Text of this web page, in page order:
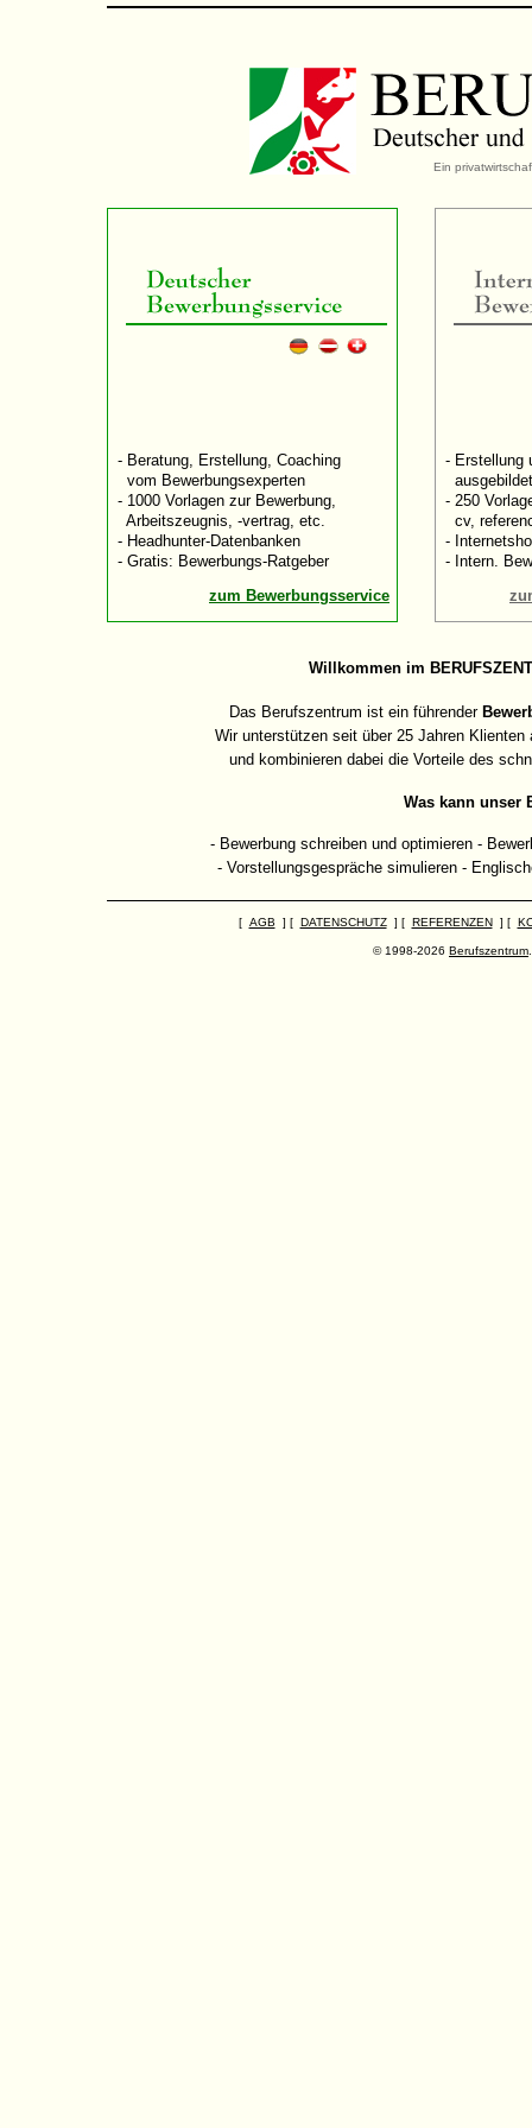
Ein
- Beratung, Erstellung, Coaching
vom Bewerbungsexperten
- 1000 Vorlagen zur Bewerbung,
Arbeitszeugnis, -vertrag, etc.
- Headhunter-Datenbanken
- Gratis: Bewerbungs-Ratgeber
zum Bewerbungsservice
- Erstellung
- 250
cv,
-
- Intern.
Willkommen im
Das Berufszentrum ist ein führender
Wir unterstützen seit über 25 Jahren
und kombinieren dabei die Vorteile des
Was kann unser
- Bewerbung schreiben und optimieren -
- Vorstellungsgespräche simulieren -
[ AGB ] [ DATENSCHUTZ] [ REFERENZEN] [
© 1998-2026 Berufszentrum